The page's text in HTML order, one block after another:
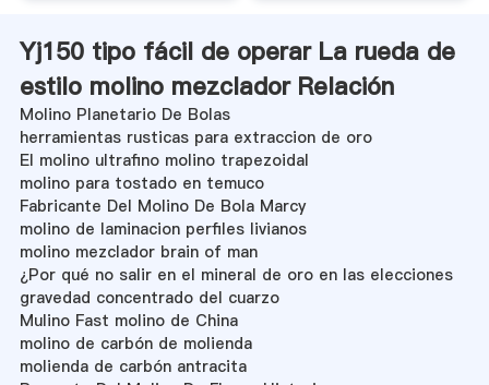
Yj150 tipo fácil de operar La rueda de
estilo molino mezclador Relación
Molino Planetario De Bolas
herramientas rusticas para extraccion de oro
El molino ultrafino molino trapezoidal
molino para tostado en temuco
Fabricante Del Molino De Bola Marcy
molino de laminacion perfiles livianos
molino mezclador brain of man
¿Por qué no salir en el mineral de oro en las elecciones
gravedad concentrado del cuarzo
Mulino Fast molino de China
molino de carbón de molienda
molienda de carbón antracita